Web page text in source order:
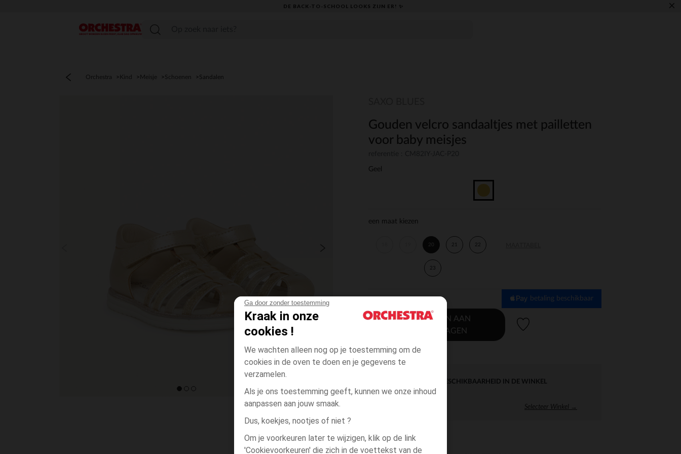
Ga door zonder toestemming
Kraak in onze
cookies !
We wachten alleen nog op je toestemming om de
cookies in de oven te doen en je gegevens te
verzamelen.
Als je ons toestemming geeft, kunnen we onze inhoud
aanpassen aan jouw smaak.
Dus, koekjes, nootjes of niet ?
Om je voorkeuren later te wijzigen, klik op de link
'Cookievoorkeuren' die zich in de voettekst van de
DE BACK-TO-SCHOOL LOOKS ZIJN ER! ✨ ×
menu
Orchestra Kind Meisje Schoenen Sandalen
Gouden velcro sandaaltjes met pailletten
voor baby meisjes
Geel
een maat kiezen
20 21 22
23
betaling beschikbaar
TOEVOEGEN AAN
WINKELWAGEN
DIRECTE BESCHIKBAARHEID IN DE WINKEL
Selecteer Winkel →